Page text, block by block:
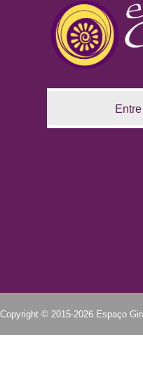
Copyright © 2015-2026 Espaço